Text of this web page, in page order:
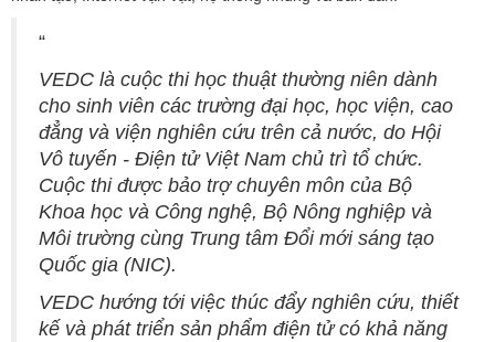
“
VEDC là cuộc thi học thuật thường niên dành
cho sinh viên các trường đại học, học viện, cao
đẳng và viện nghiên cứu trên cả nước, do Hội
Vô tuyến - Điện tử Việt Nam chủ trì tổ chức.
Cuộc thi được bảo trợ chuyên môn của Bộ
Khoa học và Công nghệ, Bộ Nông nghiệp và
Môi trường cùng Trung tâm Đổi mới sáng tạo
Quốc gia (NIC).
VEDC hướng tới việc thúc đẩy nghiên cứu, thiết
kế và phát triển sản phẩm điện tử có khả năng